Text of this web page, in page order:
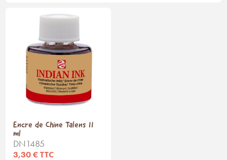
Encre de Chine Talens 11
ml
DN1485
3,30 € TTC